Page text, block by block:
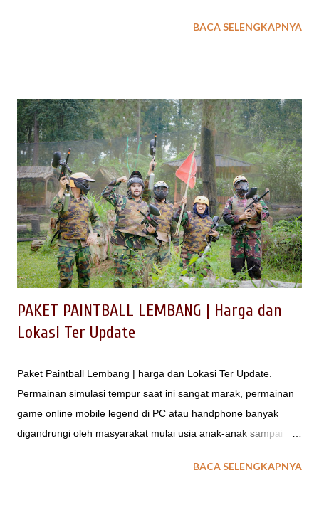
Bandung. Saat ini, kota Purwakarta memiliki daya tarik
outbound. Kalau Anda belum pernah ke Purwakarta, inilah
saatnya menikmati keindahan alam dan beragam wisata
edukasi yang cocok untuk anak-anak. Berikut ini kami sudah
kumpulkan tempat-tempat wisata outbound di Purwakarta yang
wajib kamu kunjungi selama di Purwakarta; dan dapat dikemas
berikut jasa Event Organizer (EO) dan penyedia outbound di
Purwakarta yang berpengalaman menangani kegiatan wisata
outing untuk Company Gatherin, Family Gathering atau Acara
Outbound ...
BACA SELENGKAPNYA
PAKET PAINTBALL LEMBANG | Harga dan
Lokasi Ter Update
Paket Paintball Lembang | harga dan Lokasi Ter Update.
Permainan simulasi tempur saat ini sangat marak, permainan
game online mobile legend di PC atau handphone banyak
digandrungi oleh masyarakat mulai usia anak-anak sampai
Permainan sejenis adalah PUBG , FREE FIRE merupakan
BACA SELENGKAPNYA